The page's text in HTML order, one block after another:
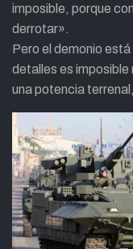
imposible, porque
derrotar».
Pero el demonio
detalles es imposible
una potencia